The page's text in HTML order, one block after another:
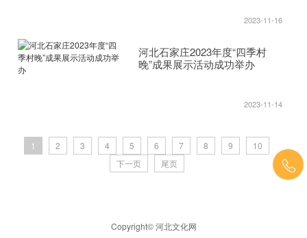
2023-11-16
河北石家庄2023年度“四季村
晚”成果展示活动成功举办
2023-11-14
1 2 3 4 5 6 7 8 9
10
下一页
尾页
Copyright© 河北文化网